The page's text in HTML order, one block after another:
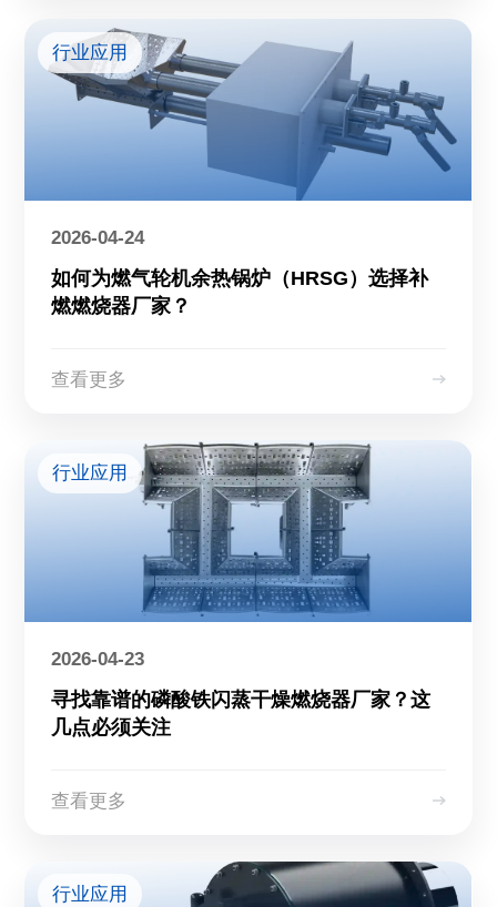
行业应用
2026-04-24
如何为燃气轮机余热锅炉（HRSG）选择补
燃燃烧器厂家？
查看更多
行业应用
2026-04-23
寻找靠谱的磷酸铁闪蒸干燥燃烧器厂家？这
几点必须关注
查看更多
行业应用